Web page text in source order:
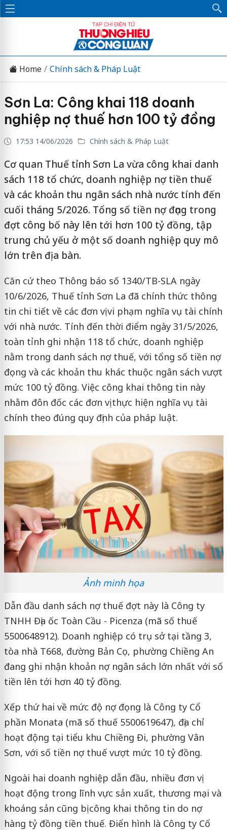
Home Chính sách & Pháp Luật
Sơn La: Công khai 118 doanh
nghiệp nợ thuế hơn 100 tỷ đồng
17:53 14/06/2026 Chính sách & Pháp Luật
Cơ quan Thuế tỉnh Sơn La vừa công khai danh
sách 118 tổ chức, doanh nghiệp nợ tiền thuế
và các khoản thu ngân sách nhà nước tính đến
cuối tháng 5/2026. Tổng số tiền nợ đọng trong
đợt công bố này lên tới hơn 100 tỷ đồng, tập
trung chủ yếu ở một số doanh nghiệp quy mô
lớn trên địa bàn.
Căn cứ theo Thông báo số 1340/TB-SLA ngày
10/6/2026, Thuế tỉnh Sơn La đã chính thức thông
tin chi tiết về các đơn vị vi phạm nghĩa vụ tài chính
với nhà nước. Tính đến thời điểm ngày 31/5/2026,
toàn tỉnh ghi nhận 118 tổ chức, doanh nghiệp
nằm trong danh sách nợ thuế, với tổng số tiền nợ
đọng và các khoản thu khác thuộc ngân sách vượt
mức 100 tỷ đồng. Việc công khai thông tin này
nhằm đôn đốc các đơn vị thực hiện nghĩa vụ tài
chính theo đúng quy định của pháp luật.
Ảnh minh họa
Dẫn đầu danh sách nợ thuế đợt này là Công ty
TNHH Địa ốc Toàn Cầu - Picenza (mã số thuế
5500648912). Doanh nghiệp có trụ sở tại tầng 3,
tòa nhà T668, đường Bản Cọ, phường Chiềng An
đang ghi nhận khoản nợ ngân sách lớn nhất với số
tiền lên tới hơn 40 tỷ đồng.
Xếp thứ hai về mức độ nợ đọng là Công ty Cổ
phần Monata (mã số thuế 5500619647), địa chỉ
hoạt động tại tiểu khu Chiềng Đi, phường Vân
Sơn, với số tiền nợ thuế vượt mức 10 tỷ đồng.
Ngoài hai doanh nghiệp dẫn đầu, nhiều đơn vị
hoạt động trong lĩnh vực sản xuất, thương mại và
khoáng sản cũng bị công khai thông tin do nợ
hàng tỷ đồng tiền thuế. Điển hình là Công ty Cổ